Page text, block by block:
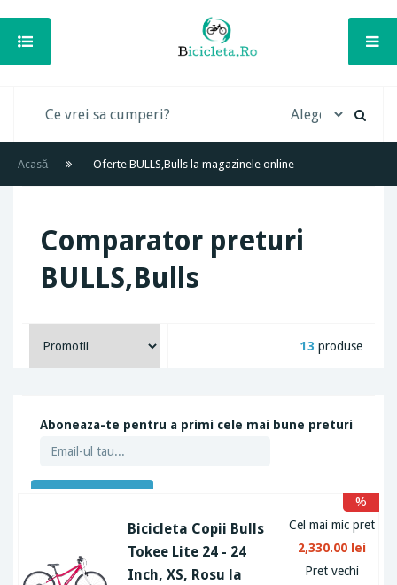
Acasă Oferte BULLS,Bulls la magazinele online
Comparator preturi
BULLS,Bulls
13 produse
Aboneaza-te pentru a primi cele mai bune preturi
Bicicleta Copii Bulls
Tokee Lite 24 - 24
Inch, XS, Rosu la
Cel mai mic pret
2,330.00 lei
Pret vechi
%